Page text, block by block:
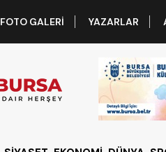
FOTO GALERI YAZARLAR